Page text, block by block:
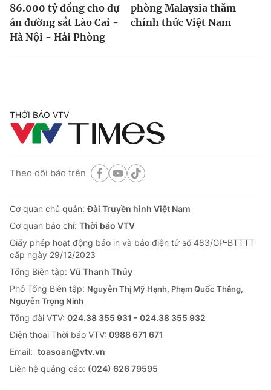
86.000 tỷ đồng cho dự
án đường sắt Lào Cai -
Hà Nội - Hải Phòng
phòng Malaysia thăm
chính thức Việt Nam
THỜI BÁO VTV
Theo dõi báo trên
Cơ quan chủ quản:Đài Truyền hình Việt Nam
Cơ quan báo chí: Thời báo VTV
Giấy phép hoạt động báo in và báo điện tử số 483/GP-BTTTT
cấp ngày 29/12/2023
Tổng Biên tập: Vũ Thanh Thủy
Phó Tổng Biên tập: Nguyễn Thị Mỹ Hạnh, Phạm Quốc Thắng,
Nguyễn Trọng Ninh
Tổng đài VTV: 024.38 355 931 - 024.38 355 932
Ðiện thoại Thời báo VTV: 0988 671 671
Email: toasoan@vtv.vn
Liên hệ quảng cáo: (024) 626 79595